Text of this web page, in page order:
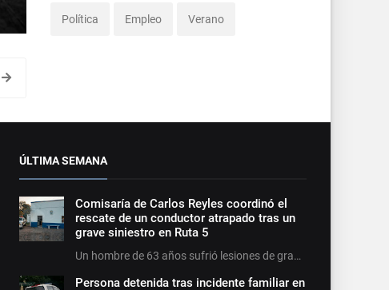
Política Empleo Verano
ÚLTIMA SEMANA
Comisaría de Carlos Reyles coordinó el
rescate de un conductor atrapado tras un
grave siniestro en Ruta 5
Un hombre de 63 años sufrió lesiones de gra…
Persona detenida tras incidente familiar en